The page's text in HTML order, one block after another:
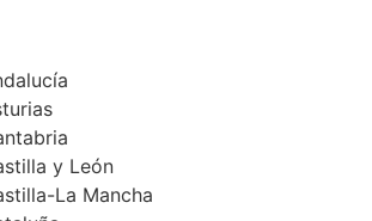
y León
La Mancha